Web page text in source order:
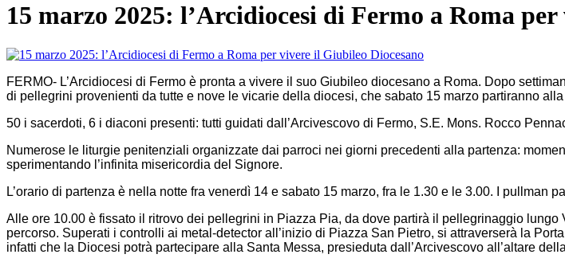
15 marzo 2025: l’Arcidiocesi di Fermo a Roma
FERMO- L’Arcidiocesi di Fermo è pronta a vivere il suo Giubileo diocesano a Roma. Dopo
di pellegrini provenienti da tutte e nove le vicarie della diocesi, che sabato 15 marzo partiranno
50 i sacerdoti, 6 i diaconi presenti: tutti guidati dall’Arcivescovo di Fermo, S.E. Mons. Rocco
Numerose le liturgie penitenziali organizzate dai parroci nei giorni precedenti alla partenza:
sperimentando l’infinita misericordia del Signore.
L’orario di partenza è nella notte fra venerdì 14 e sabato 15 marzo, fra le 1.30 e le 3.00. I
Alle ore 10.00 è fissato il ritrovo dei pellegrini in Piazza Pia, da dove partirà il pellegrinaggio
percorso. Superati i controlli ai metal-detector all’inizio di Piazza San Pietro, si attraverserà la
infatti che la Diocesi potrà partecipare alla Santa Messa, presieduta dall’Arcivescovo all’altare